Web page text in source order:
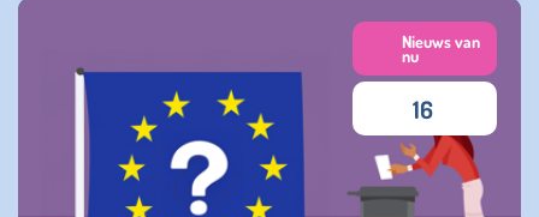
donderdag 07 november 2024
Nieuws van
nu
16